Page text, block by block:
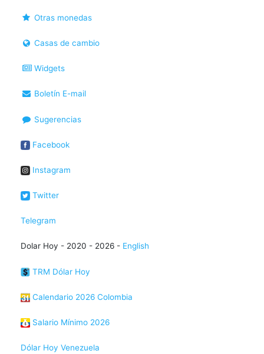
Otras monedas
Casas de cambio
Widgets
Boletín E-mail
Sugerencias
Facebook
Instagram
Twitter
Telegram
Dolar Hoy - 2020 - 2026 - English
TRM Dólar Hoy
Calendario 2026 Colombia
Salario Mínimo 2026
Dólar Hoy Venezuela